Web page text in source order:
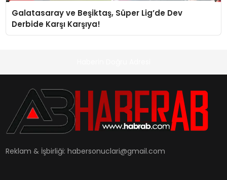
Galatasaray ve Beşiktaş, Süper Lig’de Dev
Derbide Karşı Karşıya!
Reklam & İşbirliği:habersonuclari@gmail.com